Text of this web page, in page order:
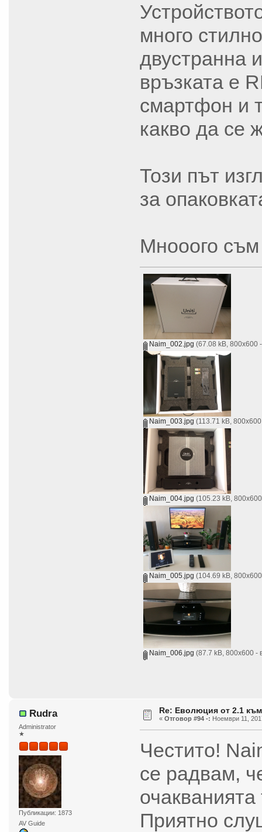
много
двустранна
връзката е
смартфон и
какво да се
Този път
за
Мнооого
Naim_002.jpg (67.08 kB, 800x600
Naim_003.jpg (113.71 kB,
Naim_004.jpg (105.23 kB,
Naim_005.jpg (104.69 kB,
Naim_006.jpg (87.7 kB, 800x600 -
Rudra
Administrator
★
Публикации: 1873
AV Guide
Re: Еволюция от 2.1
« Отговор #94 -: Ноември 11,
Честито!
се радвам,
очакванията
Приятно